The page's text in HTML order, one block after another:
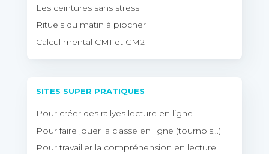
Les ceintures sans stress
Rituels du matin à piocher
Calcul mental CM1 et CM2
SITES SUPER PRATIQUES
Pour créer des rallyes lecture en ligne
Pour faire jouer la classe en ligne (tournois…)
Pour travailler la compréhension en lecture